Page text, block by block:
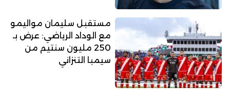
مستقبل سليمان مواليمو
مع الوداد الرياضي: عرض بـ
250 مليون سنتيم من
سيمبا التنزاني